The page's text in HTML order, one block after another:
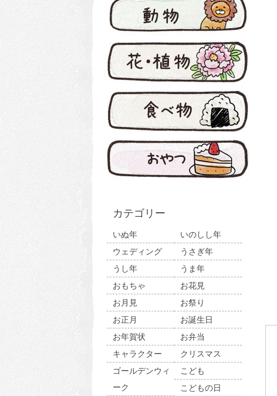
カテゴリー
いぬ年
いのしし年
ウェディング
うさぎ年
うし年
うま年
おもちゃ
お花見
お月見
お祭り
お正月
お誕生日
お年賀状
お弁当
キャラクター
クリスマス
ゴールデンウィ
ーク
こども
こどもの日